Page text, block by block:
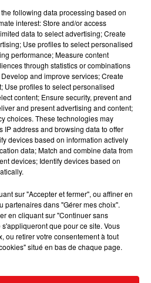
FREROT
Frerot
GERALD DE PALMAS
Elle Habite Ici
Taureau Gémeaux
following data processing based on
interest: Store and/or access
data to select advertising; Create
Use profiles to select personalised
performance; Measure content
through statistics or combinations
and improve services; Create
Use profiles to select personalised
content; Ensure security, prevent and
and present advertising and content;
choices. These technologies may
IP address and browsing data to offer
devices based on information actively
data; Match and combine data from
devices; Identify devices based on
sur "Accepter et fermer", ou affiner en
partenaires dans "Gérer mes choix".
en cliquant sur "Continuer sans
que pour ce site. Vous
ou retirer votre consentement à tout
situé en bas de chaque page.